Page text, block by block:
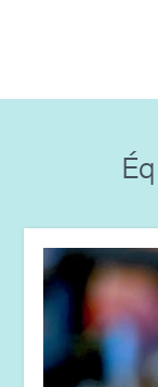
Guide :
Guide :
Guide :
(Asie|EN)
Guide :